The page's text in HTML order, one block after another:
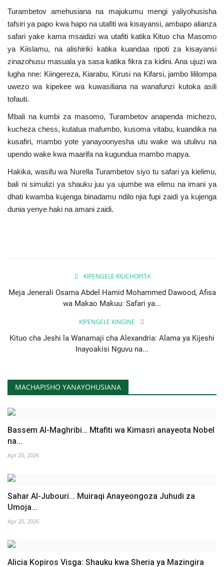
Maonyesho
Wadhamini
Language
English Swahili español
French
Turambetov amehusiana na majukumu mengi yaliyohusisha
tafsiri ya papo kwa hapo na utafiti wa kisayansi, ambapo alianza
safari yake kama msaidizi wa utafiti katika Kituo cha Masomo
ya Kiislamu, na alishiriki katika kuandaa ripoti za kisayansi
zinazohusu masuala ya sasa katika fikra za kidini. Ana ujuzi wa
lugha nne: Kiingereza, Kiarabu, Kirusi na Kifarsi, jambo lililompa
uwezo wa kipekee wa kuwasiliana na wanafunzi kutoka asili
tofauti.
Mbali na kumbi za masomo, Turambetov anapenda michezo,
kucheza chess, kutatua mafumbo, kusoma vitabu, kuandika na
kusafiri, mambo yote yanayoonyesha utu wake wa utulivu na
upendo wake kwa maarifa na kugundua mambo mapya.
Hakika, wasifu wa Nurella Turambetov siyo tu safari ya kielimu,
bali ni simulizi ya shauku juu ya ujumbe wa elimu na imani ya
dhati kwamba kujenga binadamu ndilo njia fupi zaidi ya kujenga
dunia yenye haki na amani zaidi.
KIPENGELE KILICHOPITA
Meja Jenerali Osama Abdel Hamid Mohammed Dawood, Afisa
wa Makao Makuu: Safari ya...
KIPENGELE KINGINE
Kituo cha Jeshi la Wanamaji cha Alexandria: Alama ya Kijeshi
Inayoakisi Nguvu na...
MACHAPISHO YANAYOHUSIANA
Bassem Al-Maghribi… Mtafiti wa Kimasri anayeota Nobel
na...
Apr 20, 2026
Sahar Al-Jubouri... Muiraqi Anayeongoza Juhudi za
Umoja...
Apr 20, 2026
Alicia Kopiros Visga: Shauku kwa Sheria ya Mazingira